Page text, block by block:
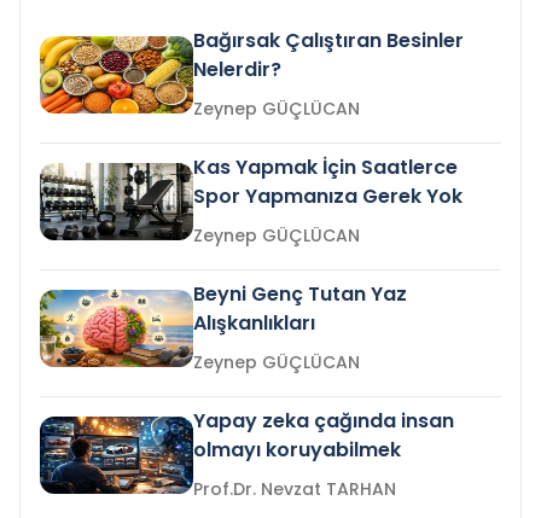
Bağırsak Çalıştıran Besinler
Nelerdir?
Zeynep GÜÇLÜCAN
Kas Yapmak İçin Saatlerce
Spor Yapmanıza Gerek Yok
Zeynep GÜÇLÜCAN
Beyni Genç Tutan Yaz
Alışkanlıkları
Zeynep GÜÇLÜCAN
Yapay zeka çağında insan
olmayı koruyabilmek
Prof.Dr. Nevzat TARHAN